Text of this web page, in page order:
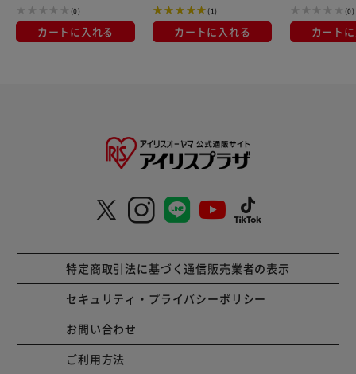
(0)
カートに入れる
(1)
カートに入れる
(0)
カート
特定商取引法に基づく通信販売業者の表示
セキュリティ・プライバシーポリシー
お問い合わせ
ご利用方法